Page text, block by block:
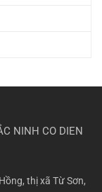
NINH CO DIEN
thị xã Từ Sơn,